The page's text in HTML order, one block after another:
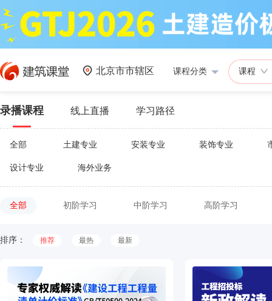
北京市市辖区 课程分类 课程
录播课程 线上直播 学习路径
全部 土建专业 安装专业 装饰专业
设计专业 海外业务
全部 初阶学习 中阶学习 高阶学习
排序： 推荐 最热 最新